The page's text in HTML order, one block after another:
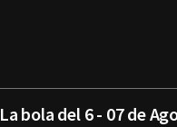
La bola del 6 - 07 de